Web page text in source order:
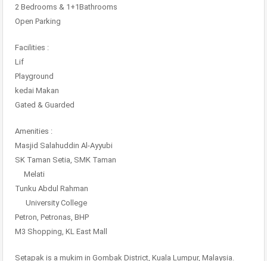
2 Bedrooms & 1+1Bathrooms
Open Parking
Facilities :
Lif
Playground
kedai Makan
Gated & Guarded
Amenities :
Masjid Salahuddin Al-Ayyubi
SK Taman Setia, SMK Taman
Melati
Tunku Abdul Rahman
University College
Petron, Petronas, BHP
M3 Shopping, KL East Mall
Setapak is a mukim in Gombak District, Kuala Lumpur, Malaysia.